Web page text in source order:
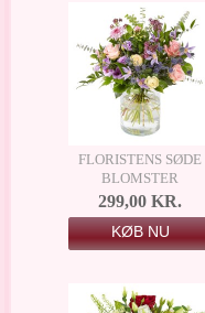
FLORISTENS SØDE
BLOMSTER
299,00 KR.
KØB NU